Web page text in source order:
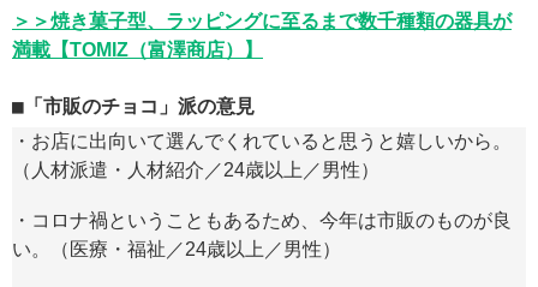
＞＞焼き菓子型、ラッピングに至るまで数千種類の器具が
満載【TOMIZ（富澤商店）】
「市販のチョコ」派の意見
・お店に出向いて選んでくれていると思うと嬉しいから。
（人材派遣・人材紹介／24歳以上／男性）
・コロナ禍ということもあるため、今年は市販のものが良
い。（医療・福祉／24歳以上／男性）